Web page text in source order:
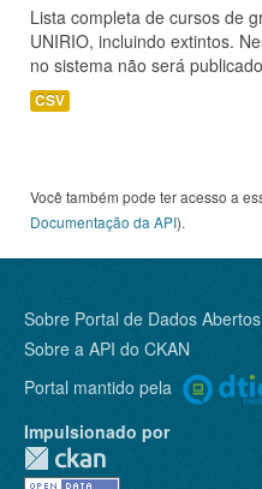
Lista completa de cursos de
UNIRIO, incluindo extintos.
no sistema não será
CSV
Você também pode ter acesso a
Documentação da API).
Sobre Portal de Dados
Sobre a API do CKAN
Portal mantido pela
Impulsionado por